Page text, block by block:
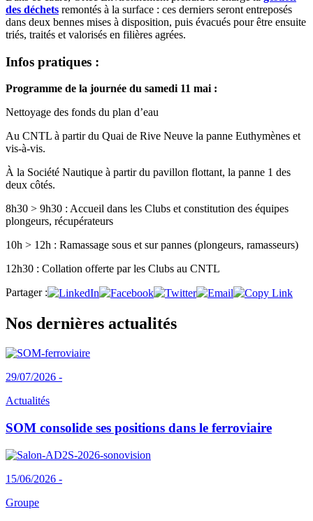
des déchets remontés à la surface : ces derniers seront entreposés
dans deux bennes mises à disposition, puis évacués pour être ensuite
triés, traités et valorisés en filières agrées.
Infos pratiques :
Programme de la journée du samedi 11 mai :
Nettoyage des fonds du plan d’eau
Au CNTL à partir du Quai de Rive Neuve la panne Euthymènes et
vis-à-vis.
À la Société Nautique à partir du pavillon flottant, la panne 1 des
deux côtés.
8h30 > 9h30 : Accueil dans les Clubs et constitution des équipes
plongeurs, récupérateurs
10h > 12h : Ramassage sous et sur pannes (plongeurs, ramasseurs)
12h30 : Collation offerte par les Clubs au CNTL
Partager :
Nos dernières actualités
29/07/2026 -
Actualités
SOM consolide ses positions dans le ferroviaire
15/06/2026 -
Groupe